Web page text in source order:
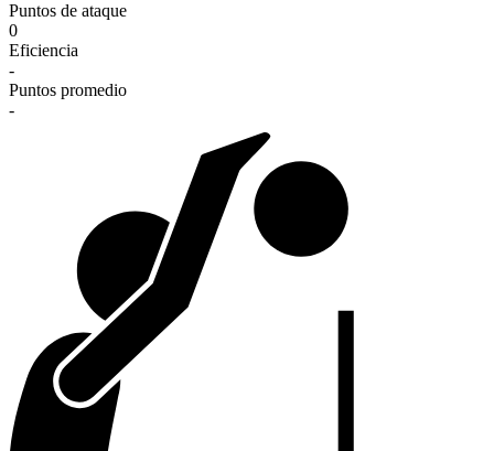
Puntos de ataque
0
Eficiencia
-
Puntos promedio
-